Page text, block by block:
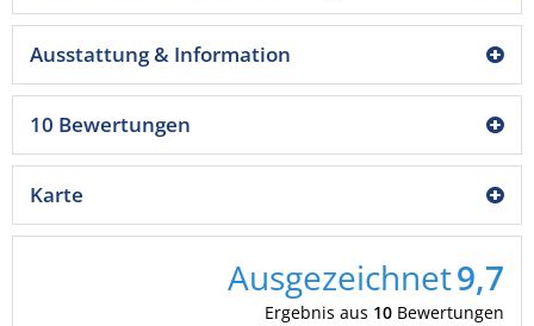
Ausstattung & Information
10 Bewertungen
Karte
Ausgezeichnet9,7
Ergebnis aus 10 Bewertungen